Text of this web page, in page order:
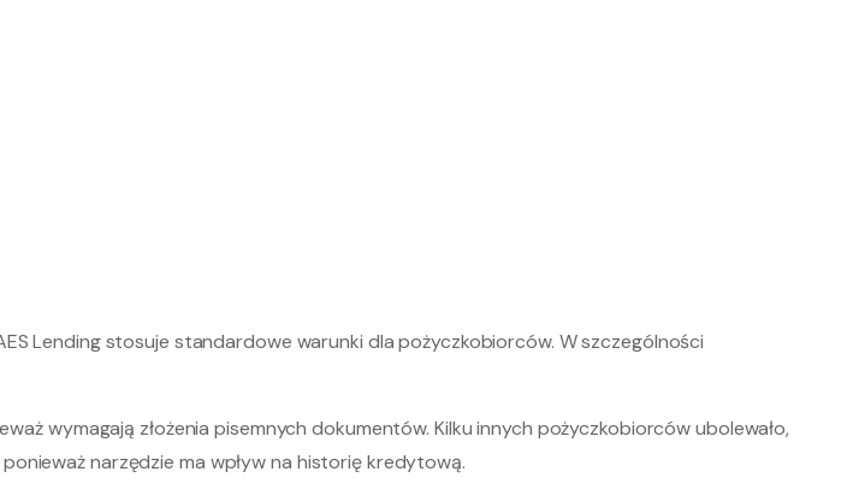
Lending stosuje standardowe warunki dla pożyczkobiorców. W szczególności
wymagają złożenia pisemnych dokumentów. Kilku innych pożyczkobiorców ubolewało,
narzędzie ma wpływ na historię kredytową.